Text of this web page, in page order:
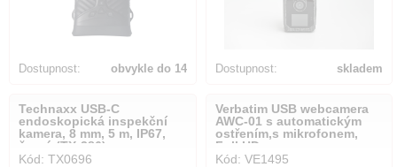
Dostupnost:
obvykle do 14
Dostupnost: skladem
Technaxx USB-C
endoskopická inspekční
kamera, 8 mm, 5 m, IP67,
černá (TX-386)
Kód: TX0696
Verbatim USB webcamera
AWC-01 s automatickým
ostřením,s mikrofonem,
Full HD
Kód: VE1495